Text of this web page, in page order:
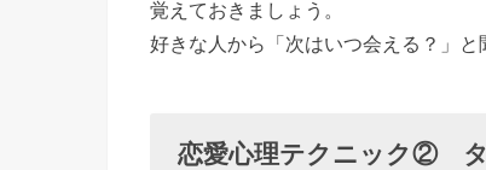
› 恋愛心
熟知性の
覚えておきましょう。
好きな人から「次はいつ会える？」と
恋愛心理テクニック②